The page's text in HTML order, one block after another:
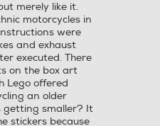
merely like it.
motorcycles in
were
and exhaust
executed. There
on the box art
Lego offered
an older
getting smaller? It
stickers because